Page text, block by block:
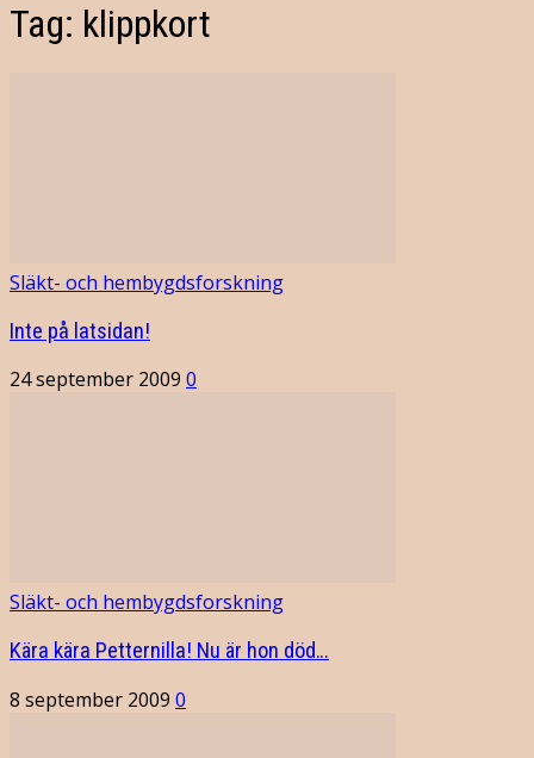
Tag: klippkort
Släkt- och hembygdsforskning
Inte på latsidan!
24 september 2009 0
Släkt- och hembygdsforskning
Kära kära Petternilla! Nu är hon död…
8 september 2009 0